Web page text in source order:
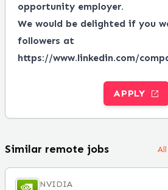
opportunity employer.
We would be delighted if you
followers at
https://www.linkedin.com/
APPLY
Similar remote jobs
NVIDIA